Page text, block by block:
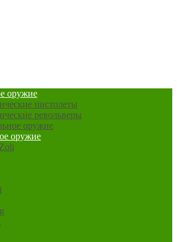
оружие
пистолеты
револьверы
оружие
оружие